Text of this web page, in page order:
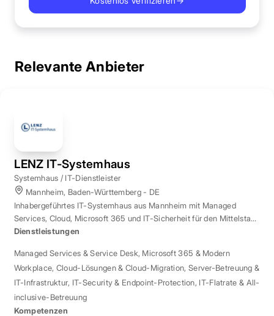
Relevante Anbieter
LENZ IT-Systemhaus
Systemhaus / IT-Dienstleister
Mannheim, Baden-Württemberg - DE
Inhabergeführtes IT-Systemhaus aus Mannheim mit Managed
Services, Cloud, Microsoft 365 und IT-Sicherheit für den Mittelstand
der Region Rhein-Neckar.
Dienstleistungen
Managed Services & Service Desk, Microsoft 365 & Modern
Workplace, Cloud-Lösungen & Cloud-Migration, Server-Betreuung &
IT-Infrastruktur, IT-Security & Endpoint-Protection, IT-Flatrate & All-
inclusive-Betreuung
Kompetenzen